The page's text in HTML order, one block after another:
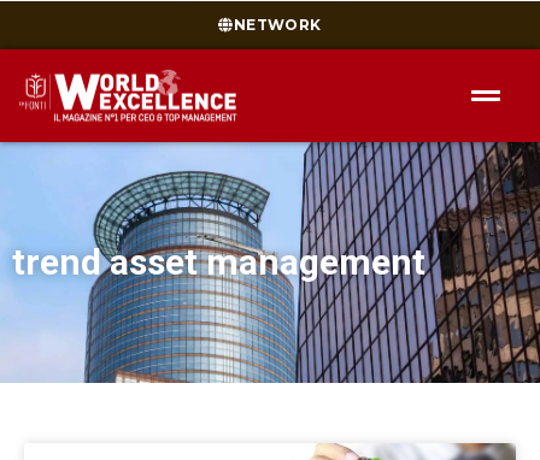
NETWORK
trend asset management